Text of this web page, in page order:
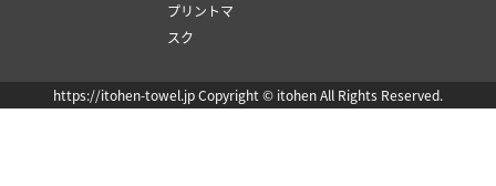
プリントマ
スク
https://itohen-towel.jp Copyright © itohen All Rights Reserved.